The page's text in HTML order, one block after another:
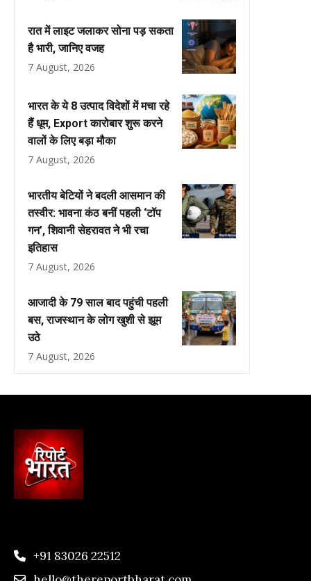
रात में लाइट जलाकर सोना पड़ सकता
है भारी, जानिए वजह
7 August, 2026
भारत के ये 8 उत्पाद विदेशों में मचा रहे
हैं धूम, Export कारोबार शुरू करने
वालों के लिए बड़ा मौका
7 August, 2026
भारतीय बेटियों ने बदली आसमान की
तस्वीर: भावना कंठ बनीं पहली ‘टॉप
गन’, शिवानी सेहरावत ने भी रचा
इतिहास
7 August, 2026
आजादी के 79 साल बाद पहुंची पहली
बस, राजस्थान के लोग खुशी से झूम
उठे
7 August, 2026
+91 83026 22512